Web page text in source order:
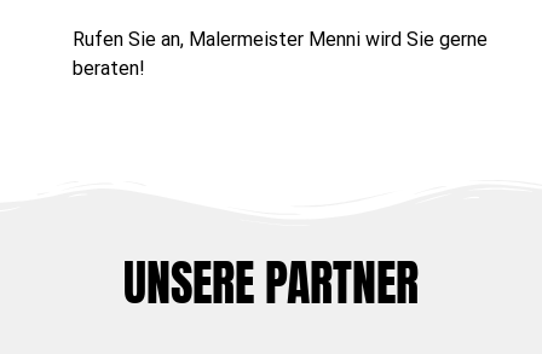
Rufen Sie an, Malermeister Menni wird Sie gerne
beraten!
UNSERE PARTNER